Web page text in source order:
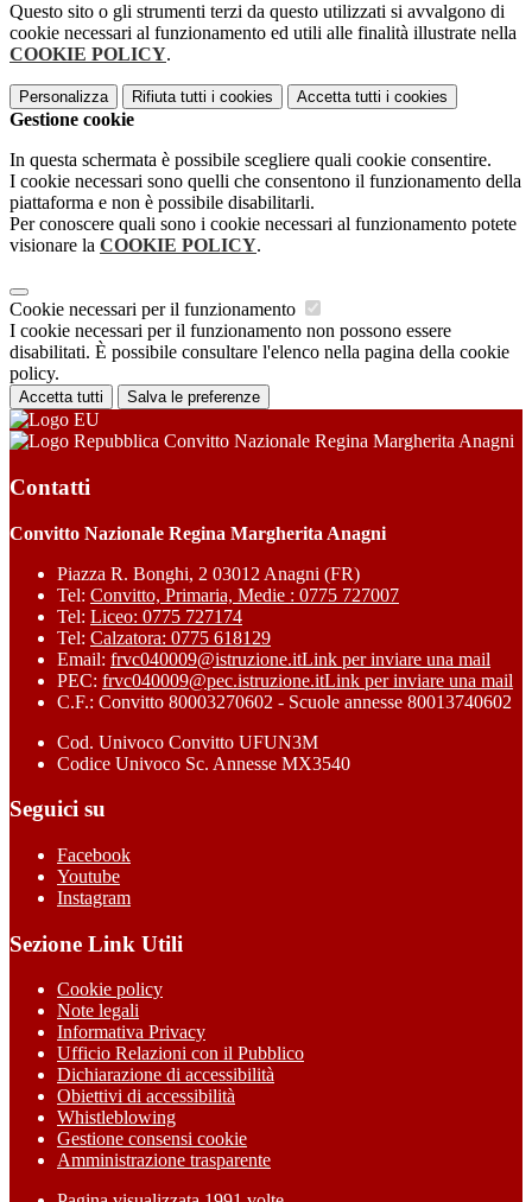
Questo sito o gli strumenti terzi da questo utilizzati si avvalgono di
cookie necessari al funzionamento ed utili alle finalità illustrate nella
COOKIE POLICY.
Personalizza Rifiuta tutti i cookies Accetta tutti i cookies
Gestione cookie
In questa schermata è possibile scegliere quali cookie consentire.
I cookie necessari sono quelli che consentono il funzionamento della
piattaforma e non è possibile disabilitarli.
Per conoscere quali sono i cookie necessari al funzionamento potete
visionare la COOKIE POLICY.
Cookie necessari per il funzionamento
I cookie necessari per il funzionamento non possono essere
disabilitati. È possibile consultare l'elenco nella pagina della cookie
policy.
Accetta tutti Salva le preferenze
Convitto Nazionale Regina Margherita Anagni
Contatti
Convitto Nazionale Regina Margherita Anagni
Piazza R. Bonghi, 2 03012 Anagni (FR)
Tel: Convitto, Primaria, Medie : 0775 727007
Tel: Liceo: 0775 727174
Tel: Calzatora: 0775 618129
Email: frvc040009@istruzione.itLink per inviare una mail
PEC: frvc040009@pec.istruzione.itLink per inviare una mail
C.F.: Convitto 80003270602 - Scuole annesse 80013740602
Cod. Univoco Convitto UFUN3M
Codice Univoco Sc. Annesse MX3540
Seguici su
Facebook
Youtube
Instagram
Sezione Link Utili
Cookie policy
Note legali
Informativa Privacy
Ufficio Relazioni con il Pubblico
Dichiarazione di accessibilità
Obiettivi di accessibilità
Whistleblowing
Gestione consensi cookie
Amministrazione trasparente